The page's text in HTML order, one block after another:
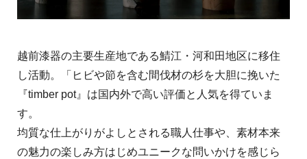
越前漆器の主要生産地である鯖江・河和田地区に移住
し活動。「ヒビや節を含む間伐材の杉を大胆に挽いた
『timber pot』は国内外で高い評価と人気を得ていま
す。
均質な仕上がりがよしとされる職人仕事や、素材本来
の魅力の楽しみ方はじめユニークな問いかけを感じら